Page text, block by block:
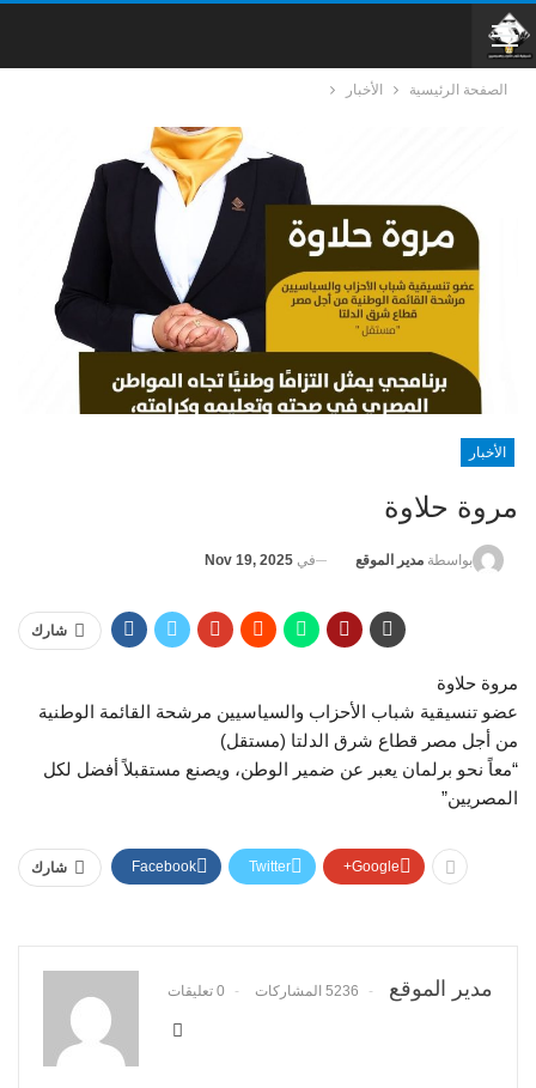
الصفحة الرئيسية الأخبار
الأخبار
مروة حلاوة
بواسطة مدير الموقع في Nov 19, 2025
شارك
مروة حلاوة
عضو تنسيقية شباب الأحزاب والسياسيين مرشحة القائمة الوطنية
من أجل مصر قطاع شرق الدلتا (مستقل)
“معاً نحو برلمان يعبر عن ضمير الوطن، ويصنع مستقبلاً أفضل لكل
المصريين”
شارك Facebook Twitter Google+
مدير الموقع 5236 المشاركات 0 تعليقات